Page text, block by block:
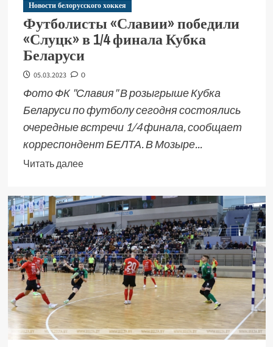
Новости белорусского хоккея
Футболисты «Славии» победили
«Слуцк» в 1/4 финала Кубка
Беларуси
05.03.2023 0
Фото ФК "Славия" В розыгрыше Кубка
Беларуси по футболу сегодня состоялись
очередные встречи 1/4 финала, сообщает
корреспондент БЕЛТА. В Мозыре...
Читать далее